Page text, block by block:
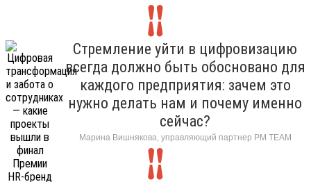
Стремление уйти в цифровизацию
всегда должно быть обосновано для
каждого предприятия: зачем это
нужно делать нам и почему именно
сейчас?
Марина Вишнякова, управляющий партнер РМ ТЕАМ